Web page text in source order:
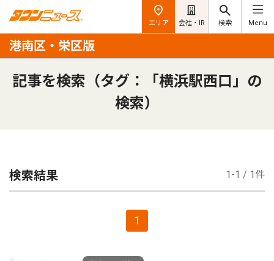
エリア 会社・IR 検索 Menu
港南区・栄区版
記事を検索（タグ：「横浜駅西口」の
検索）
検索結果 1-1 / 1件
1